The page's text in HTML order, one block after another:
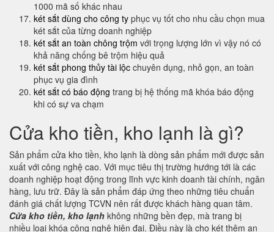
1000 mã số khác nhau
két sắt dùng cho công ty phục vụ tốt cho nhu cầu chọn mua
két sắt của từng doanh nghiệp
két sắt an toàn chông trộm với trọng lượng lớn vì vậy nó có
khả năng chống bê trộm hiệu quả
két sắt phong thủy tài lộc chuyên dụng, nhỏ gọn, an toàn
phục vụ gia đình
két sắt có báo động trang bị hệ thống mã khóa báo động
khi có sự va chạm
Cửa kho tiền, kho lạnh là gì?
Sản phẩm cửa kho tiền, kho lạnh là dòng sản phẩm mới được sản
xuất với công nghệ cao. Với mục tiêu thị trường hướng tới là các
doanh nghiệp hoạt động trong lĩnh vực kinh doanh tài chính, ngân
hàng, lưu trữ. Đây là sản phẩm đáp ứng theo những tiêu chuẩn
đánh giá chất lượng TCVN nên rất được khách hàng quan tâm.
Cửa kho tiền, kho lạnh không những bền đẹp, mà trang bị
nhiều loại khóa công nghệ hiện đại. Điều này là cho két thêm an